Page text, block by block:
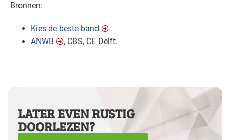
Bronnen:
Kies de beste band
ANWB
, CBS, CE Delft.
LATER EVEN RUSTIG
DOORLEZEN?